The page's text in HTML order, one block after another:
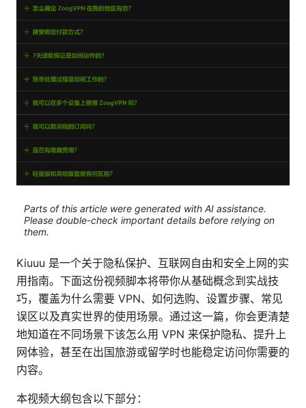
Parts of this article were generated with AI assistance.
Please double-check important details before relying on
them.
Kiuuu 是一个关于隐私保护、互联网自由和安全上网的实
用指南。下面这份视频脚本将带你从基础概念到实战技
巧，覆盖为什么需要 VPN、如何选购、设置步骤、常见
误区以及真实世界的使用场景。通过这一篇，你会更清楚
地知道在不同场景下该怎么用 VPN 来保护隐私、提升上
网体验，甚至在出国旅游或留学时也能稳定访问你需要的
内容。
本视频大纲包含以下部分：